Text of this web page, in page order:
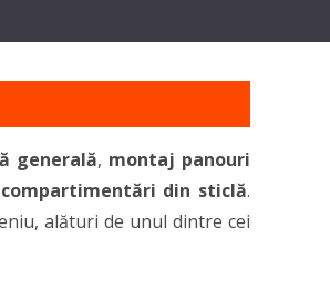
generală, montaj panouri
compartimentări din sticlă.
alături de unul dintre cei